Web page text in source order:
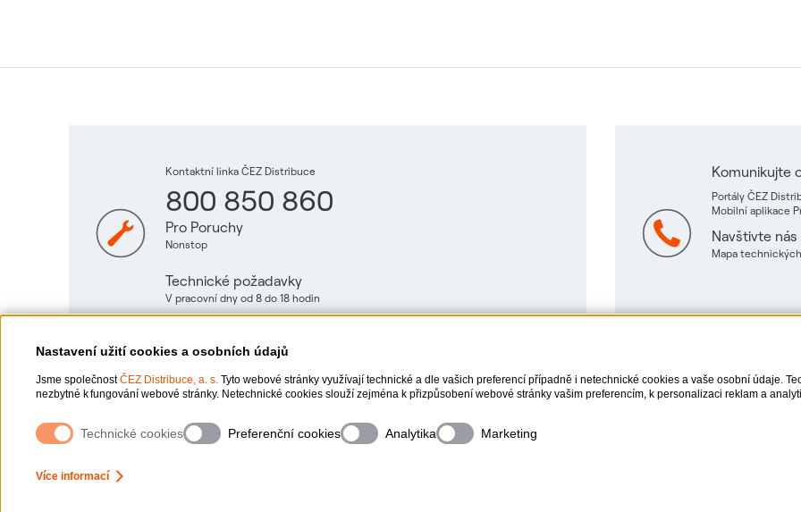
Nastavení užití cookies a osobních údajů
Jsme společnostČEZ Distribuce, a. s. Tyto webové stránky využívají technické a dle vašich preferencí případně i netechnické cookies a vaše osobní údaje.
nezbytné k fungování webové stránky. Netechnické cookies slouží zejména k přizpůsobení webové stránky vašim preferencím, k personalizaci reklam a
naleznete „
Technické cookies Preferenční cookies Analytika Marketing
Více informací
Kontaktní linka ČEZ Distribuce
800 850 860
Pro Poruchy
Nonstop
Technické požadavky
V pracovní dny od 8 do 18 hodin
Komunikujte
Portály ČEZ
Mobilní aplikace
Navštivte nás
Mapa
Ochrana osobních údajů Informace o webu